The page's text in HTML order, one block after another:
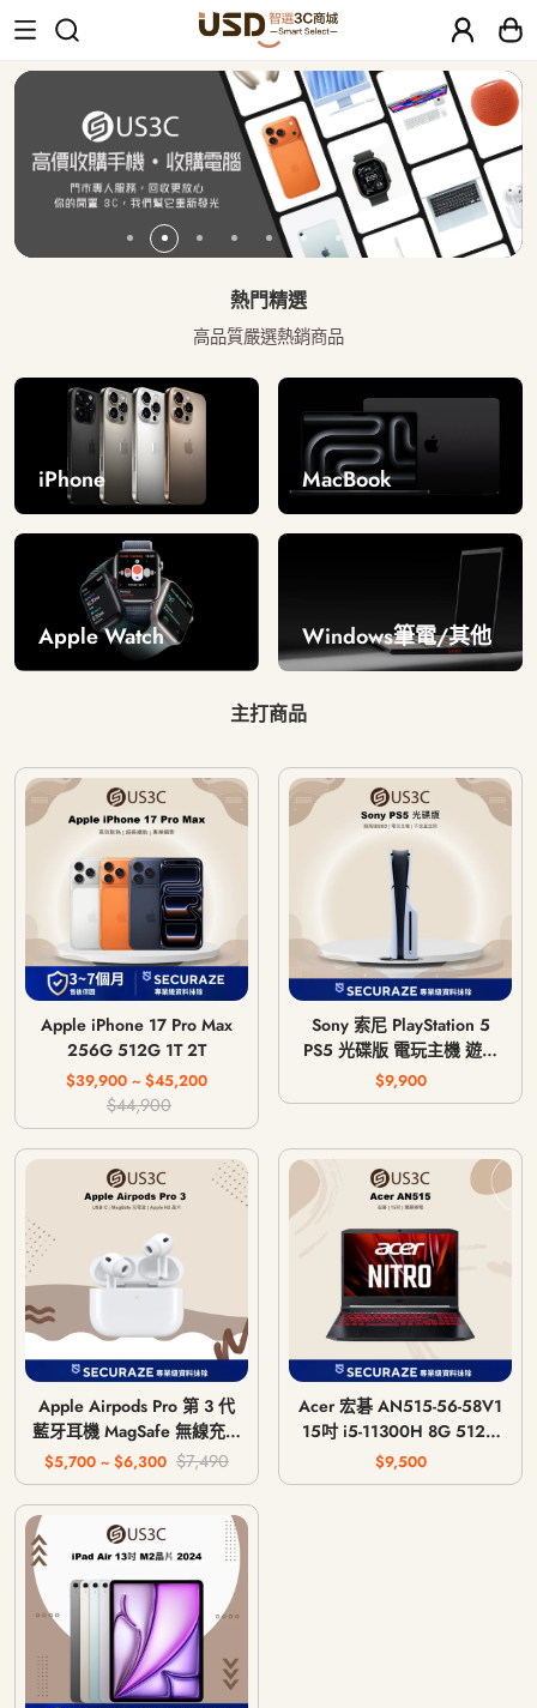
USD 智選二手3C商城｜【30天安心
熱門精選
高品質嚴選熱銷商品
iPhone MacBook
Apple Watch Windows筆電/其他
主打商品
Apple iPhone 17 Pro Max
256G 512G 1T 2T
$39,900 ~ $45,200
$44,900
Sony 索尼 PlayStation 5
PS5 光碟版 電玩主機 遊戲
主機 CFI-1018A / CFI-
1118A / CFI-1218A
$9,900
Apple Airpods Pro 第 3 代
藍牙耳機 MagSafe 無線充電
版 USB-C
$5,700 ~ $6,300 $7,490
Acer 宏碁 AN515-56-58V1
15吋 i5-11300H 8G 512G
GTX 1650 4G
$9,500